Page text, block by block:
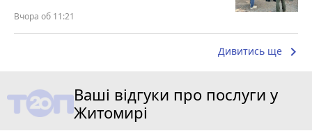
Вчора об 11:21
Дивитись ще keyboard_arrow_right
Ваші відгуки про послуги у
Житомирі